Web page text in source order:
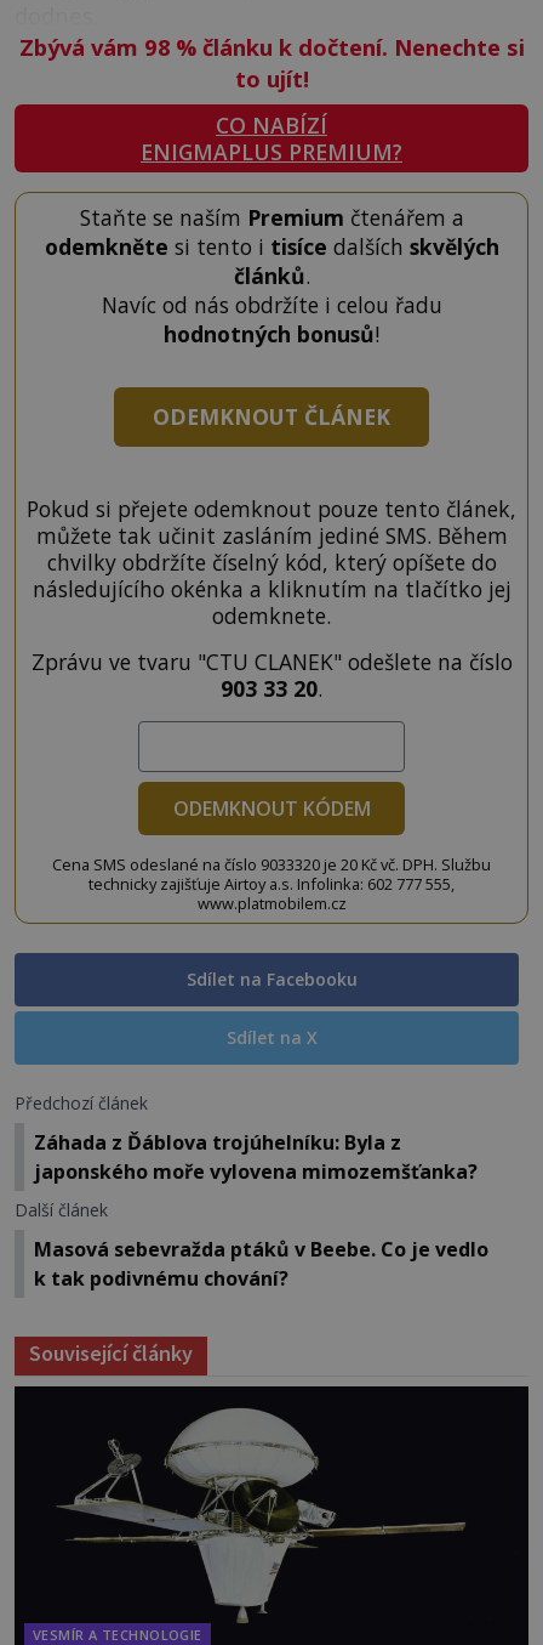
Zbývá vám 98 %článku k dočtení. Nenechte si
to ujít!
CO NABÍZÍ
ENIGMAPLUS PREMIUM?
Staňte se naším Premium čtenářem a
odemkněte si tento i tisíce dalších skvělých
článků.
Navíc od nás obdržíte i celou řadu
hodnotných bonusů!
ODEMKNOUT ČLÁNEK
Pokud si přejete odemknout pouze tento článek,
můžete tak učinit zasláním jediné SMS. Během
chvilky obdržíte číselný kód, který opíšete do
následujícího okénka a kliknutím na tlačítko jej
odemknete.
Zprávu ve tvaru "CTU CLANEK" odešlete na číslo
903 33 20.
ODEMKNOUT KÓDEM
Cena SMS odeslané na číslo 9033320 je 20 Kč vč. DPH. Službu
technicky zajišťuje Airtoy a.s. Infolinka: 602 777 555,
www.platmobilem.cz
Sdílet na Facebooku
Sdílet na X
Předchozí článek
Záhada z Ďáblova trojúhelníku: Byla z
japonského moře vylovena mimozemšťanka?
Další článek
Masová sebevražda ptáků v Beebe. Co je vedlo
k tak podivnému chování?
Související články
VESMÍR A TECHNOLOGIE